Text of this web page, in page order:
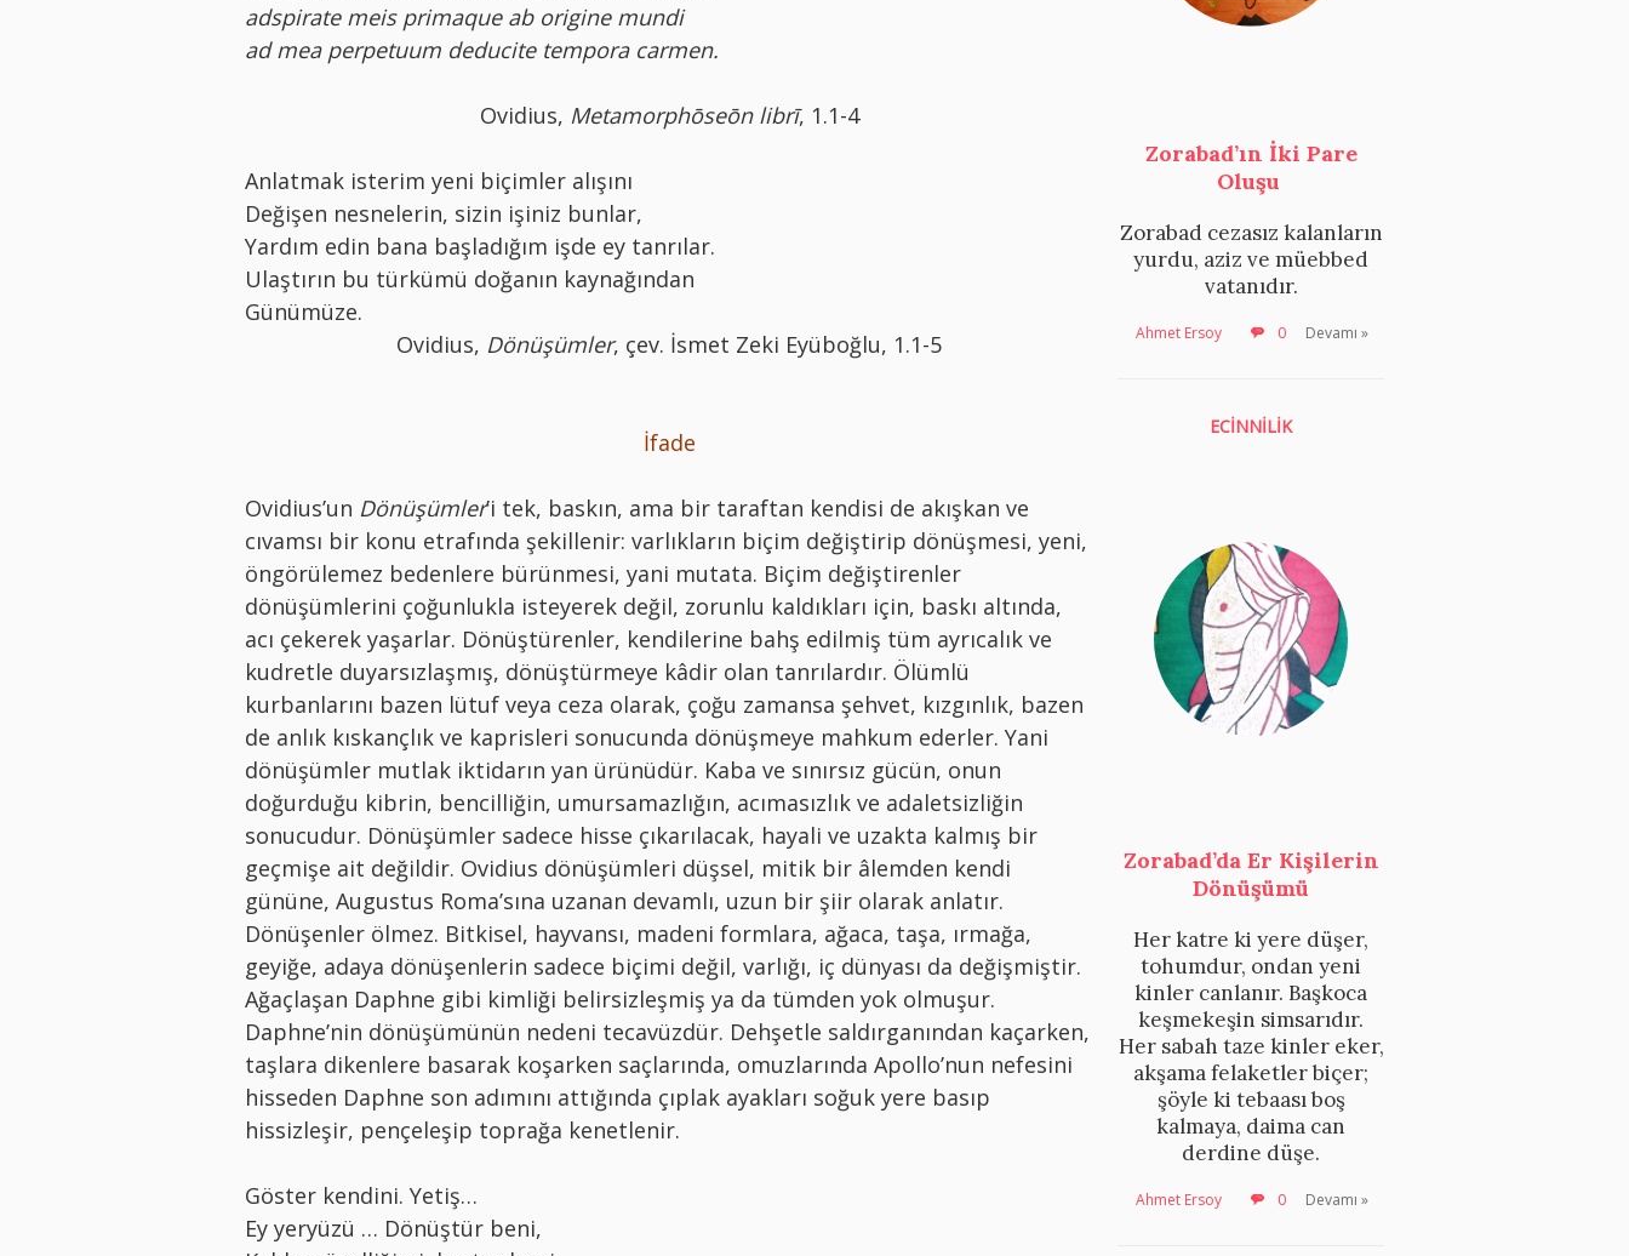
adspirate meis primaque ab origine mundi
ad mea perpetuum deducite tempora carmen.
Ovidius, Metamorphōseōn librī, 1.1-4
Anlatmak isterim yeni biçimler alışını
Değişen nesnelerin, sizin işiniz bunlar,
Yardım edin bana başladığım işde ey tanrılar.
Ulaştırın bu türkümü doğanın kaynağından
Günümüze.
Ovidius, Dönüşümler, çev. İsmet Zeki Eyüboğlu, 1.1-5
İfade
Ovidius’un Dönüşümler’i tek, baskın, ama bir taraftan kendisi de akışkan ve
cıvamsı bir konu etrafında şekillenir: varlıkların biçim değiştirip dönüşmesi, yeni,
öngörülemez bedenlere bürünmesi, yani mutata. Biçim değiştirenler
dönüşümlerini çoğunlukla isteyerek değil, zorunlu kaldıkları için, baskı altında,
acı çekerek yaşarlar. Dönüştürenler, kendilerine bahş edilmiş tüm ayrıcalık ve
kudretle duyarsızlaşmış, dönüştürmeye kâdir olan tanrılardır. Ölümlü
kurbanlarını bazen lütuf veya ceza olarak, çoğu zamansa şehvet, kızgınlık, bazen
de anlık kıskançlık ve kaprisleri sonucunda dönüşmeye mahkum ederler. Yani
dönüşümler mutlak iktidarın yan ürünüdür. Kaba ve sınırsız gücün, onun
doğurduğu kibrin, bencilliğin, umursamazlığın, acımasızlık ve adaletsizliğin
sonucudur. Dönüşümler sadece hisse çıkarılacak, hayali ve uzakta kalmış bir
geçmişe ait değildir. Ovidius dönüşümleri düşsel, mitik bir âlemden kendi
gününe, Augustus Roma’sına uzanan devamlı, uzun bir şiir olarak anlatır.
Dönüşenler ölmez. Bitkisel, hayvansı, madeni formlara, ağaca, taşa, ırmağa,
geyiğe, adaya dönüşenlerin sadece biçimi değil, varlığı, iç dünyası da değişmiştir.
Ağaçlaşan Daphne gibi kimliği belirsizleşmiş ya da tümden yok olmuşur.
Daphne’nin dönüşümünün nedeni tecavüzdür. Dehşetle saldırganından kaçarken,
taşlara dikenlere basarak koşarken saçlarında, omuzlarında Apollo’nun nefesini
hisseden Daphne son adımını attığında çıplak ayakları soğuk yere basıp
hissizleşir, pençeleşip toprağa kenetlenir.
Göster kendini. Yetiş…
Ey yeryüzü … Dönüştür beni,
Zorabad’ın İki Pare
Oluşu
Zorabad cezasız kalanların
yurdu, aziz ve müebbed
vatanıdır.
Ahmet Ersoy 0 Devamı »
ECİNNİLİK
Zorabad’da Er Kişilerin
Dönüşümü
Her katre ki yere düşer,
tohumdur, ondan yeni
kinler canlanır. Başkoca
keşmekeşin simsarıdır.
Her sabah taze kinler eker,
akşama felaketler biçer;
şöyle ki tebaası boş
kalmaya, daima can
derdine düşe.
Ahmet Ersoy 0 Devamı »